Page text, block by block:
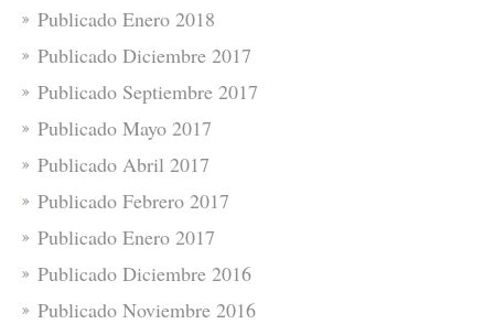
Publicado Enero 2018
Publicado Diciembre 2017
Publicado Septiembre 2017
Publicado Mayo 2017
Publicado Abril 2017
Publicado Febrero 2017
Publicado Enero 2017
Publicado Diciembre 2016
Publicado Noviembre 2016